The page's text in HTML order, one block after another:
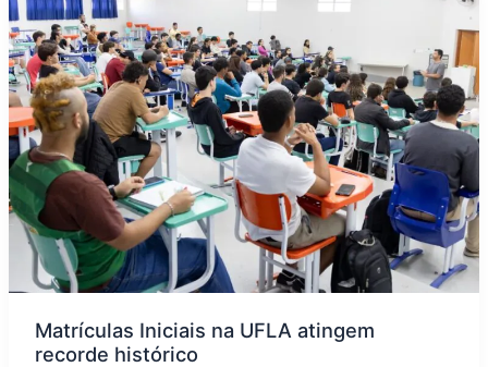
Matrículas Iniciais na UFLA atingem
recorde histórico